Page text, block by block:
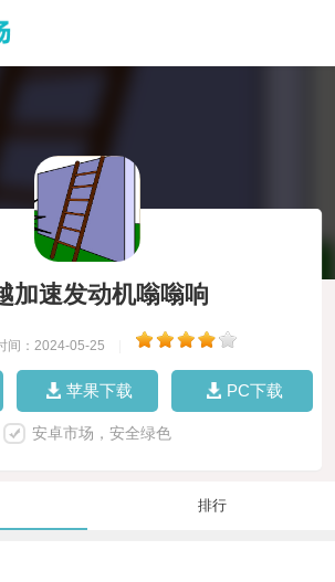
加速发动机嗡嗡响
间：2024-05-25
苹果下载 PC下载
安卓市场，安全绿色
排行